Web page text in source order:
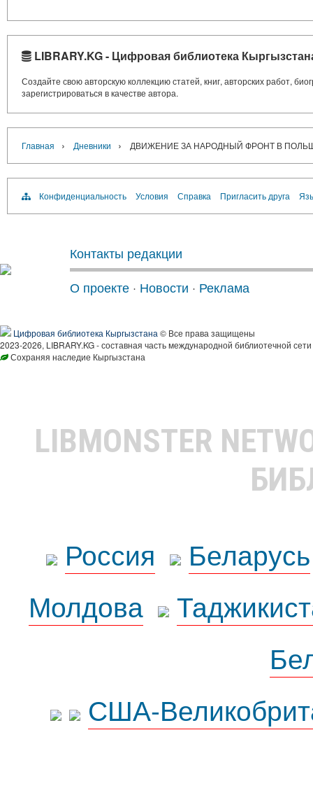
LIBRARY.KG - Цифровая библиотека
Создайте свою авторскую коллекцию статей, книг, авторских работ,
зарегистрироваться в качестве автора.
Главная › Дневники › ДВИЖЕНИЕ ЗА НАРОДНЫЙ ФРОНТ В
Конфиденциальность Условия Справка Пригласить друга
Контакты редакции
О проекте · Новости · Реклама
Цифровая библиотека Кыргызстана © Все права защищены
2023-2026, LIBRARY.KG - составная часть международной библиотечной
Сохраняя наследие Кыргызстана
LIBMONSTER
Россия
Беларусь
Молдова
США-